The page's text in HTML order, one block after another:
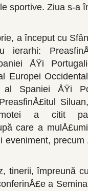
sportive. Ziua s-a
a înce­put cu
ierarhi:
ÅŸi
Europei
al Spaniei ÅŸi
a citit
care a
eve­niment,
tinerii, îm­preună
a